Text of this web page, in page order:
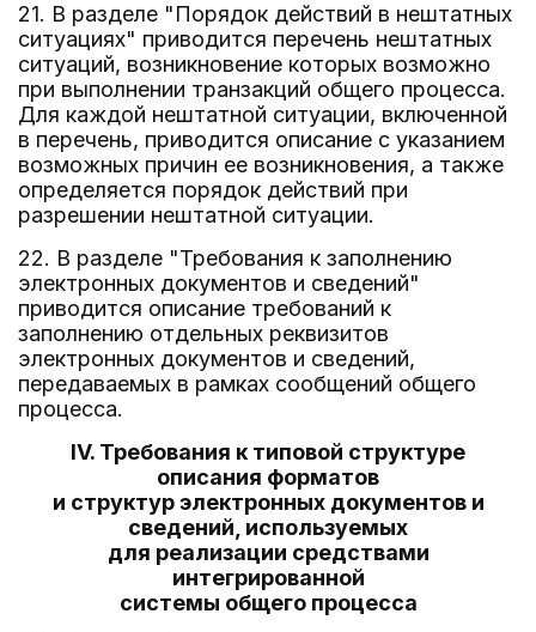
21. В разделе "Порядок действий в нештатных
ситуациях" приводится перечень нештатных
ситуаций, возникновение которых возможно
при выполнении транзакций общего процесса.
Для каждой нештатной ситуации, включенной
в перечень, приводится описание с указанием
возможных причин ее возникновения, а также
определяется порядок действий при
разрешении нештатной ситуации.
22. В разделе "Требования к заполнению
электронных документов и сведений"
приводится описание требований к
заполнению отдельных реквизитов
электронных документов и сведений,
передаваемых в рамках сообщений общего
процесса.
IV. Требования к типовой структуре
описания форматов
и структур электронных документов и
сведений, используемых
для реализации средствами
интегрированной
системы общего процесса